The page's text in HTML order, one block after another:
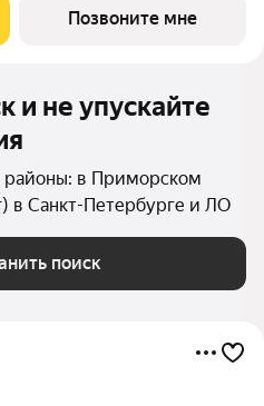
от компактных студий до
Позвоните мне
и не упускайте
районы: в Приморском
в Санкт-Петербурге и ЛО
поиск